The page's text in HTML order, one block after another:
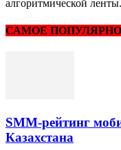
алгоритмической
САМОЕ
SMM-рейтинг
Казахстана